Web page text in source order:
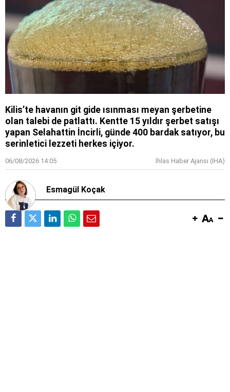
Kilis’te havanın git gide ısınması meyan şerbetine
olan talebi de patlattı. Kentte 15 yıldır şerbet satışı
yapan Selahattin İncirli, günde 400 bardak satıyor, bu
serinletici lezzeti herkes içiyor.
06/08/2026 14:05 İhlas Haber Ajansı (IHA)
Esmagül Koçak